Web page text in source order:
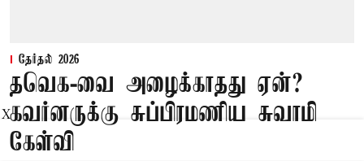
தேர்தல் 2026
தவெக-வை அழைக்காதது ஏன்?
கவர்னருக்கு சுப்பிரமணிய சுவாமி
கேள்வி
X